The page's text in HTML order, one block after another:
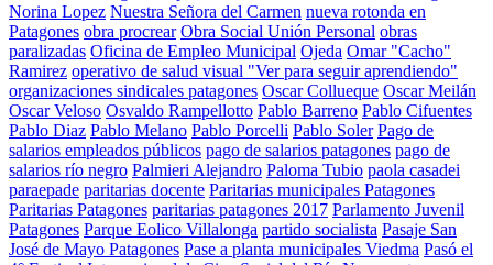
Norina Lopez Nuestra Señora del Carmen nueva rotonda en
Patagones obra procrear Obra Social Unión Personal obras
paralizadas Oficina de Empleo Municipal Ojeda Omar "Cacho"
Ramirez operativo de salud visual "Ver para seguir aprendiendo"
organizaciones sindicales patagones Oscar Collueque Oscar Meilán
Oscar Veloso Osvaldo Rampellotto Pablo Barreno Pablo Cifuentes
Pablo Diaz Pablo Melano Pablo Porcelli Pablo Soler Pago de
salarios empleados públicos pago de salarios patagones pago de
salarios río negro Palmieri Alejandro Paloma Tubio paola casadei
paraepade paritarias docente Paritarias municipales Patagones
Paritarias Patagones paritarias patagones 2017 Parlamento Juvenil
Patagones Parque Eolico Villalonga partido socialista Pasaje San
José de Mayo Patagones Pase a planta municipales Viedma Pasó el